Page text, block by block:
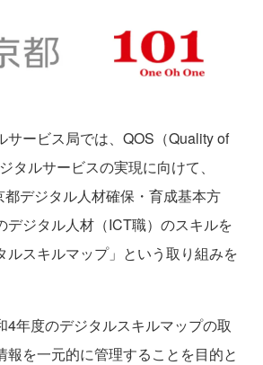
ービス局では、QOS（Quality of
タルサービスの実現に向けて、
デジタル人材確保・育成基本方
デジタル人材（ICT職）のスキルを
ルスキルマップ」という取り組みを
年度のデジタルスキルマップの取
報を一元的に管理することを目的と